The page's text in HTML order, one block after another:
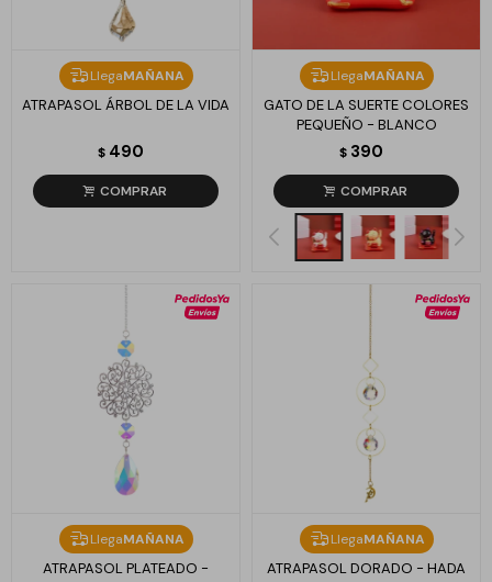
LlegaMAÑANA
ATRAPASOL ÁRBOL DE LA VIDA
$ 490
LlegaMAÑANA
GATO DE LA SUERTE COLORES
PEQUEÑO - BLANCO
$ 390
LlegaMAÑANA
ATRAPASOL PLATEADO -
LlegaMAÑANA
ATRAPASOL DORADO - HADA